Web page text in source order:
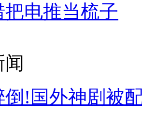
把电推当梳子
倒!国外神剧被